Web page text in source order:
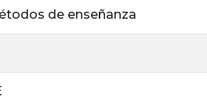
de enseñanza